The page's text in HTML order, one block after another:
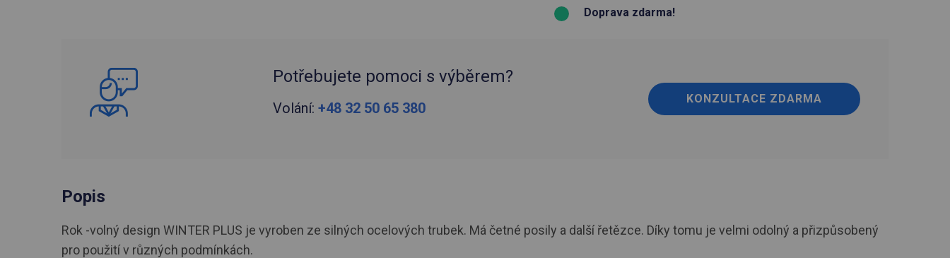
Doprava zdarma!
Potřebujete pomoci s výběrem?
Volání: +48 32 50 65 380
KONZULTACE ZDARMA
Popis
Rok -volný design WINTER PLUS je vyroben ze silných ocelových trubek. Má četné posily a další řetězce. Díky tomu je velmi odolný a přizpůsobený
pro použití v různých podmínkách.